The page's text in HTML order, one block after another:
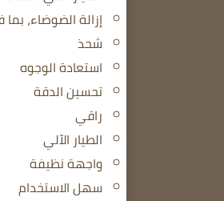
إزالة الضوضاء،
شحذ
استعادة الوجوه
تحسين الدقة
راقي
الطيار الآلي
واجهة نظيفة
سهل الاستخدام